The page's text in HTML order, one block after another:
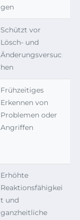
gen
Schützt vor
Lösch- und
Änderungsversuc
hen
Frühzeitiges
Erkennen von
Problemen oder
Angriffen
Erhöhte
Reaktionsfähigkei
t und
ganzheitliche